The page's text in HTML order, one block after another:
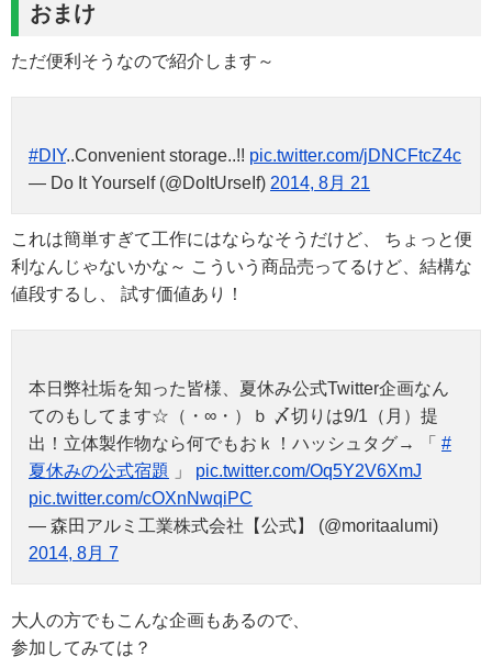
おまけ
ただ便利そうなので紹介します～
#DIY..Convenient storage..!! pic.twitter.com/jDNCFtcZ4c
— Do It Yourself (@DoItUrseIf) 2014, 8月 21
これは簡単すぎて工作にはならなそうだけど、 ちょっと便
利なんじゃないかな～ こういう商品売ってるけど、結構な
値段するし、 試す価値あり！
本日弊社垢を知った皆様、夏休み公式Twitter企画なん
てのもしてます☆（・∞・）ｂ 〆切りは9/1（月）提
出！立体製作物なら何でもおｋ！ハッシュタグ→ 「 #
夏休みの公式宿題
」 pic.twitter.com/Oq5Y2V6XmJ
pic.twitter.com/cOXnNwqiPC
— 森田アルミ工業株式会社【公式】 (@moritaalumi)
2014, 8月 7
大人の方でもこんな企画もあるので、
参加してみては？